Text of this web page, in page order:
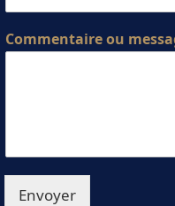
Commentaire ou
Envoyer